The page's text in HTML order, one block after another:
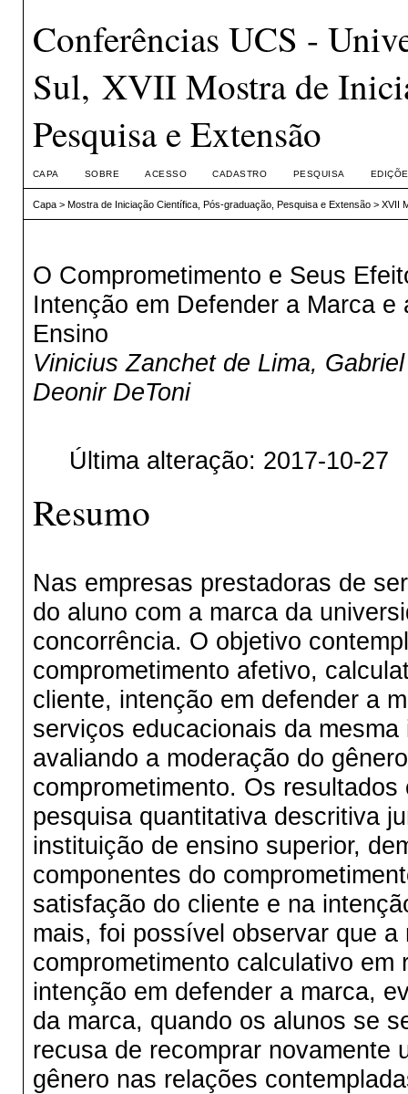
Conferências UCS -
Sul, XVII Mostra de
Pesquisa e Extensão
CAPA SOBRE ACESSO CADASTRO PESQUISA
Capa> Mostra de Iniciação Científica, Pós-graduação, Pesquisa e Extensão> XVII
O Comprometimento e Seus
Intenção em Defender a Marca
Ensino
Vinicius Zanchet de Lima,
Deonir DeToni
Última alteração: 2017-10-27
Resumo
Nas empresas prestadoras de
do aluno com a marca da
concorrência. O objetivo
comprometimento afetivo,
cliente, intenção em defender a
serviços educacionais da
avaliando a moderação do
comprometimento. Os
pesquisa quantitativa descritiva
instituição de ensino superior,
componentes do
satisfação do cliente e na
mais, foi possível observar que
comprometimento calculativo
intenção em defender a marca,
da marca, quando os alunos se
recusa de recomprar novamente
gênero nas relações